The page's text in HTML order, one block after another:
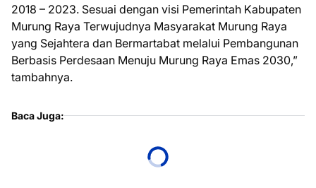
2018 – 2023. Sesuai dengan visi Pemerintah Kabupaten
Murung Raya Terwujudnya Masyarakat Murung Raya
yang Sejahtera dan Bermartabat melalui Pembangunan
Berbasis Perdesaan Menuju Murung Raya Emas 2030,”
tambahnya.
Baca Juga: